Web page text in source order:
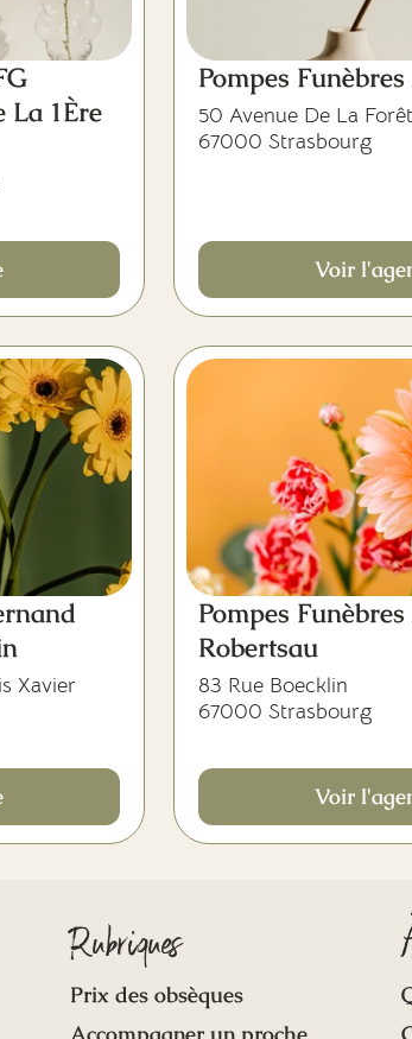
La 1Ère
Pompes
50 Avenue De La
67000 Strasbourg
Voir
Xavier
Pompes
Robertsau
83 Rue Boecklin
67000 Strasbourg
Voir
Rubriques
Prix des obsèques